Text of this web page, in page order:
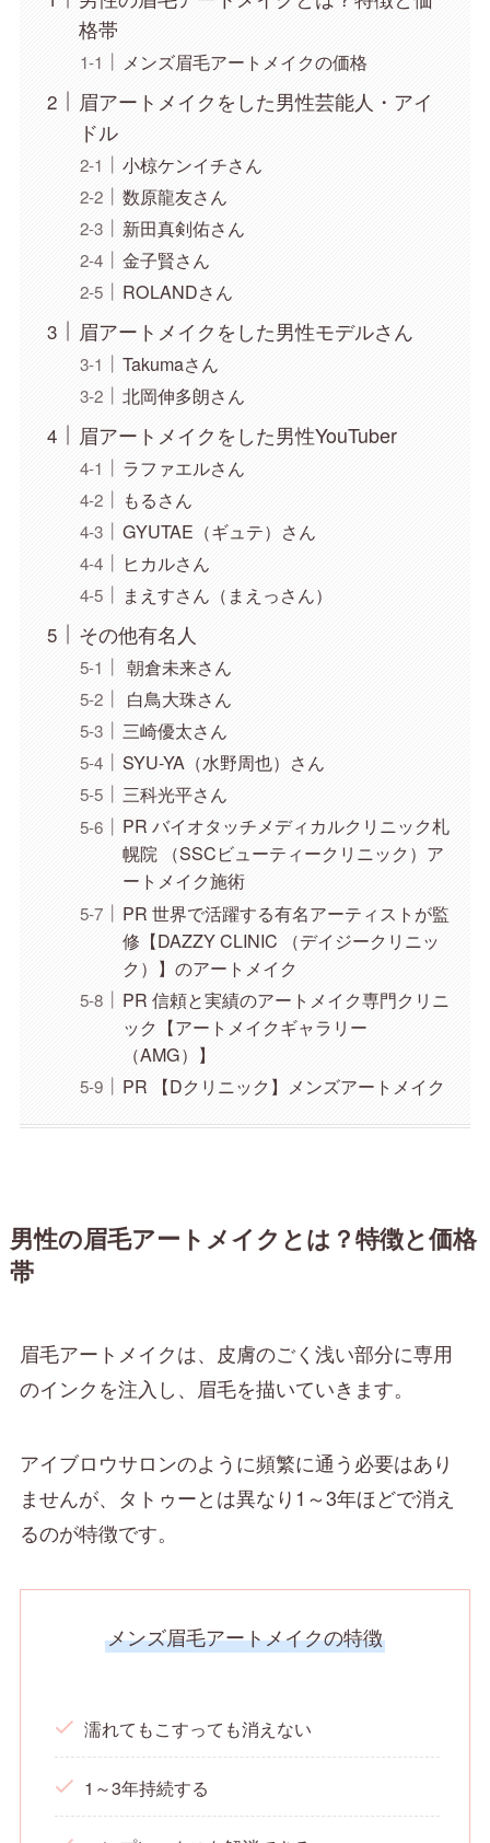
格帯
メンズ眉毛アートメイクの価格
眉アートメイクをした男性芸能人・アイ
ドル
小椋ケンイチさん
数原龍友さん
新田真剣佑さん
金子賢さん
ROLANDさん
眉アートメイクをした男性モデルさん
Takumaさん
北岡伸多朗さん
眉アートメイクをした男性YouTuber
ラファエルさん
もるさん
GYUTAE（ギュテ）さん
ヒカルさん
まえすさん（まえっさん）
その他有名人
朝倉未来さん
白鳥大珠さん
三崎優太さん
SYU-YA（水野周也）さん
三科光平さん
PR バイオタッチメディカルクリニック札
幌院 （SSCビューティークリニック）ア
ートメイク施術
PR 世界で活躍する有名アーティストが監
修【DAZZY CLINIC （デイジークリニッ
ク）】のアートメイク
PR 信頼と実績のアートメイク専門クリニ
ック【アートメイクギャラリー
（AMG）】
PR 【Dクリニック】メンズアートメイク
男性の眉毛アートメイクとは？特徴と価格
帯
眉毛アートメイクは、皮膚のごく浅い部分に専用
のインクを注入し、眉毛を描いていきます。
アイブロウサロンのように頻繁に通う必要はあり
ませんが、タトゥーとは異なり1～3年ほどで消え
るのが特徴です。
メンズ眉毛アートメイクの特徴
濡れてもこすっても消えない
1～3年持続する